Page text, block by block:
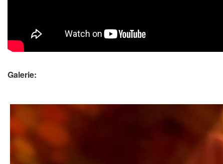
Galerie: